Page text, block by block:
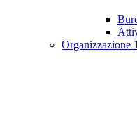
Organizzazione 1